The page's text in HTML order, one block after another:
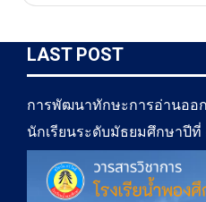
LAST POST
การพัฒนาทักษะการอ่านออ
นักเรียนระดับมัธยมศึกษาปีที่